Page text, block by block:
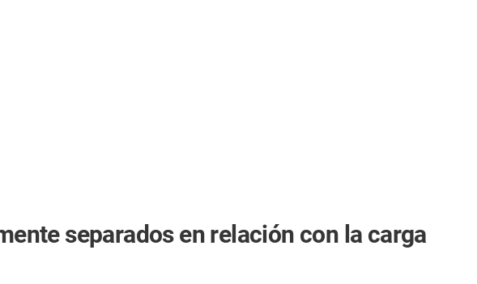
separados en relación con la carga